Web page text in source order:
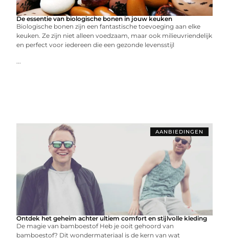
De essentie van biologische bonen in jouw keuken
Biologische bonen zijn een fantastische toevoeging aan elke
keuken. Ze zijn niet alleen voedzaam, maar ook milieuvriendelijk
en perfect voor iedereen die een gezonde levensstijl
...
AANBIEDINGEN
Ontdek het geheim achter ultiem comfort en stijlvolle kleding
De magie van bamboestof Heb je ooit gehoord van
bamboestof? Dit wondermateriaal is de kern van wat